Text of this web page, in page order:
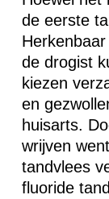
de eerste
de drogist
kiezen
en
huisarts.
wrijven
tandvlees
fluoride